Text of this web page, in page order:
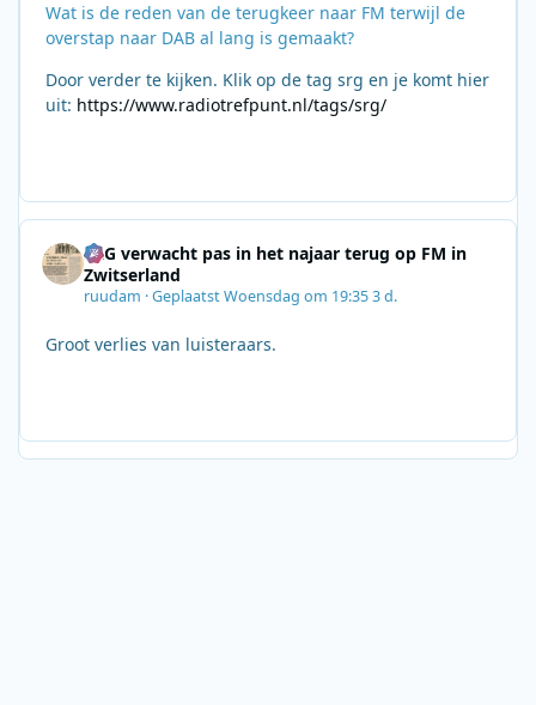
Wat is de reden van de terugkeer naar FM terwijl de
overstap naar DAB al lang is gemaakt?
Door verder te kijken. Klik op de tag srg en je komt hier
uit: https://www.radiotrefpunt.nl/tags/srg/
SRG verwacht pas in het najaar terug op FM in
Zwitserland
ruudam ·GeplaatstWoensdag om 19:353 d.
Groot verlies van luisteraars.